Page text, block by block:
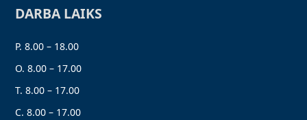
DARBA LAIKS
P. 8.00 – 18.00
O. 8.00 – 17.00
T. 8.00 – 17.00
C. 8.00 – 17.00